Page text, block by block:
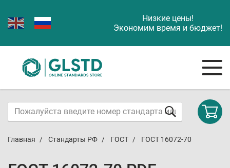
Низкие цены!
Экономим время и бюджет!
Главная Стандарты РФ ГОСТ ГОСТ 16072-70